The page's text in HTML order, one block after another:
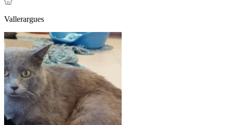
Vallerargues